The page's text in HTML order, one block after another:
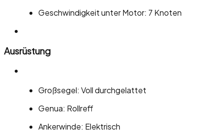
Geschwindigkeit unter Motor: 7 Knoten
Ausrüstung
Großsegel: Voll durchgelattet
Genua: Rollreff
Ankerwinde: Elektrisch